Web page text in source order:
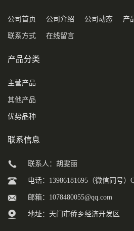
公司首页 公司介绍 公司动态 产
联系方式 在线留言
产品分类
主营产品
其他产品
优势品种
联系信息
联系人：胡雯丽
电话：13986181695（微信同号）
邮箱： 1078480055@qq.com
地址：天门市侨乡经济开发区